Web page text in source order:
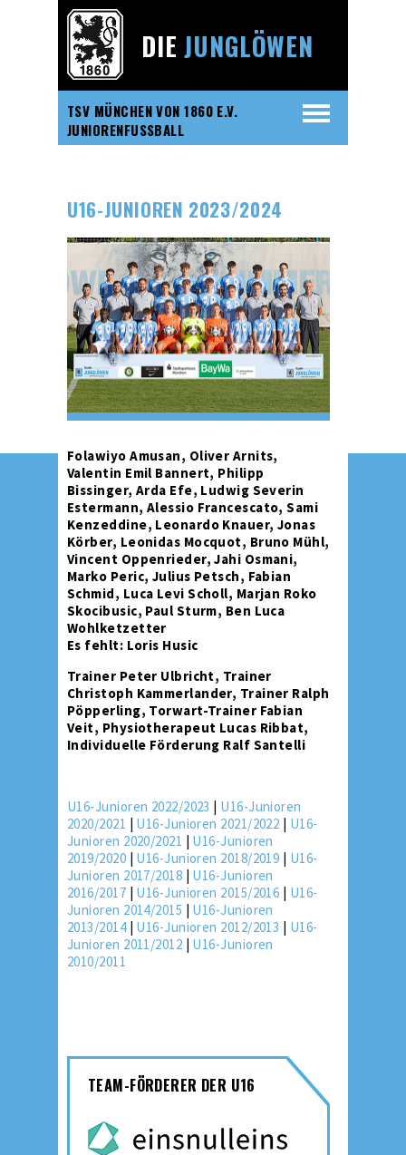
TSV MÜNCHEN VON 1860 E.V.
JUNIORENFUSSBALL
DIEJUNGLÖWEN
U16-JUNIOREN 2023/2024
Folawiyo Amusan, Oliver Arnits,
Valentin Emil Bannert, Philipp
Bissinger, Arda Efe, Ludwig Severin
Estermann, Alessio Francescato, Sami
Kenzeddine, Leonardo Knauer, Jonas
Körber, Leonidas Mocquot, Bruno Mühl,
Vincent Oppenrieder, Jahi Osmani,
Marko Peric, Julius Petsch, Fabian
Schmid, Luca Levi Scholl, Marjan Roko
Skocibusic, Paul Sturm, Ben Luca
Wohlketzetter
Es fehlt: Loris Husic
Trainer Peter Ulbricht, Trainer
Christoph Kammerlander, Trainer Ralph
Pöpperling, Torwart-Trainer Fabian
Veit, Physiotherapeut Lucas Ribbat,
Individuelle Förderung Ralf Santelli
U16-Junioren 2022/2023
U16-Junioren
2020/2021
U16-Junioren 2021/2022
U16-
Junioren 2020/2021
U16-Junioren
2019/2020
U16-Junioren 2018/2019
U16-
Junioren 2017/2018
U16-Junioren
2016/2017
U16-Junioren 2015/2016
U16-
Junioren 2014/2015
U16-Junioren
2013/2014| U16-Junioren 2012/2013
U16-
Junioren 2011/2012
U16-Junioren
2010/2011
TEAM-FÖRDERER DER U16